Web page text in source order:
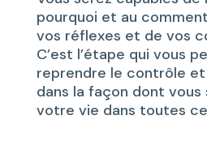
pourquoi et au
vos réflexes et de vos
C’est l’étape qui vous
reprendre le contrôle
dans la façon dont
votre vie dans toutes